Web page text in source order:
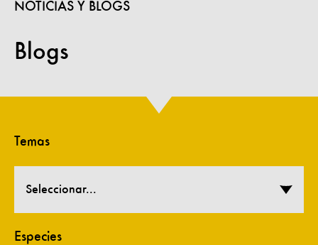
Blogs
NOTICIAS Y BLOGS
Temas
Seleccionar...
Especies